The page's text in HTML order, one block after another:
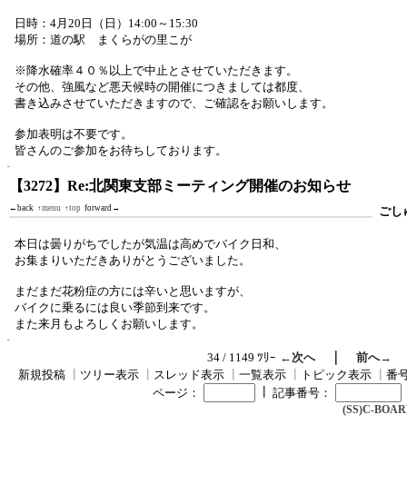
日時：4月20日（日）14:00～15:30
場所：道の駅 まくらがの里こが
※降水確率４０％以上で中止とさせていただきます。
その他、強風など悪天候時の開催につきましては都度、
書き込みさせていただきますので、ご確認をお願いします。
参加表明は不要です。
皆さんのご参加をお待ちしております。
【3272】Re:北関東支部ミーティング開催のお知らせ
←back ↑menu ↑top forward→ ごし
本日は曇りがちでしたが気温は高めでバイク日和、
お集まりいただきありがとうございました。
まだまだ花粉症の方には辛いと思いますが、
バイクに乗るには良い季節到来です。
また来月もよろしくお願いします。
34 / 1149 ﾂﾘｰ ←次へ｜ 前へ→
新規投稿
ツリー表示 スレッド表示 一覧表示 トピック表示
番
ページ：
記事番号：
(SS)C-